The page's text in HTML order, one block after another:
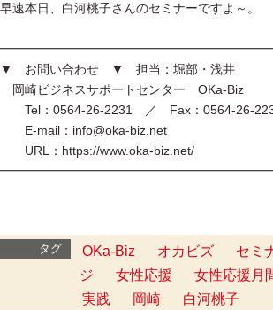
早速本日、白河桃子さんのセミナーですよ～。
▼ お問い合わせ ▼ 担当：堀部・浅井
岡崎ビジネスサポートセンター OKa-Biz
Tel：0564-26-2231 ／ Fax：0564-26-
E-mail：info@oka-biz.net
URL：https://www.oka-biz.net/
タグ OKa-Biz オカビズ セミ
ジ
女性応援 女性応援月
実践
岡崎 白河桃子